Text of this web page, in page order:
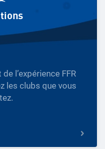
l’expérience FFR
les clubs que vous